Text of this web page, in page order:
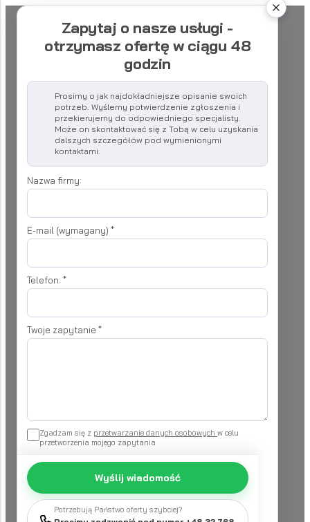
Zapytaj o nasze usługi -
otrzymasz ofertę w ciągu 48
godzin
Prosimy o jak najdokładniejsze opisanie swoich
potrzeb. Wyślemy potwierdzenie zgłoszenia i
przekierujemy do odpowiedniego specjalisty.
Może on skontaktować się z Tobą w celu uzyskania
dalszych szczegółów pod wymienionymi
kontaktami.
Nazwa firmy:
E-mail (wymagany) *
Telefon: *
Twoje zapytanie *
Zgadzam się z przetwarzanie danych osobowych w celu
przetworzenia mojego zapytania
Wyślij wiadomość
Potrzebują Państwo oferty szybciej?